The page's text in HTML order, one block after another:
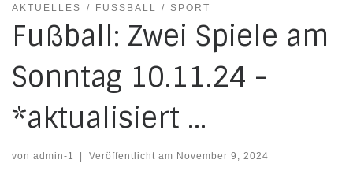
AKTUELLES FUSSBALL SPORT
Fußball: Zwei Spiele am
Sonntag 10.11.24 -
*aktualisiert …
von admin-1 Veröffentlicht am November 9, 2024